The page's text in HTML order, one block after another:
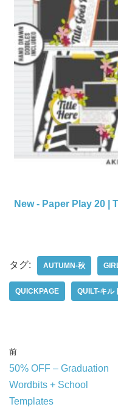
New - Paper Play 20 |
タグ: AUTUMN-秋
QUICKPAGE QUILT-キル
前
50% OFF – Graduation
Wordbits + School
Templates